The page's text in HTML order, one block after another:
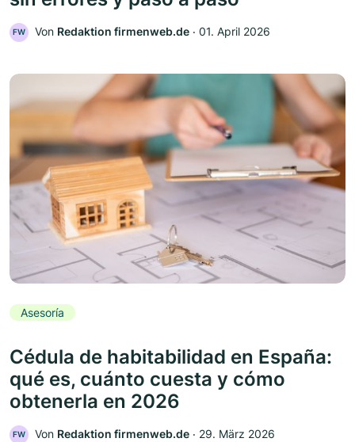
FW Von Redaktion firmenweb.de ‧ 01. April 2026
Asesoría
Cédula de habitabilidad en España:
qué es, cuánto cuesta y cómo
obtenerla en 2026
FW Von Redaktion firmenweb.de ‧ 29. März 2026